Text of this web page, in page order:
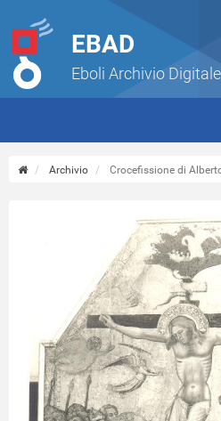
EBAD
Eboli Archivio Digitale
Archivio Crocefissione di